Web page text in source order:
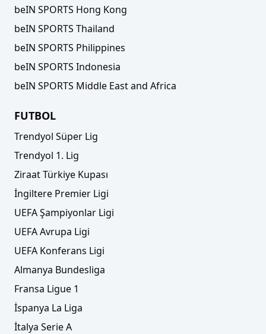
beIN SPORTS Hong Kong
beIN SPORTS Thailand
beIN SPORTS Philippines
beIN SPORTS Indonesia
beIN SPORTS Middle East and Africa
FUTBOL
Trendyol Süper Lig
Trendyol 1. Lig
Ziraat Türkiye Kupası
İngiltere Premier Ligi
UEFA Şampiyonlar Ligi
UEFA Avrupa Ligi
UEFA Konferans Ligi
Almanya Bundesliga
Fransa Ligue 1
İspanya La Liga
İtalya Serie A